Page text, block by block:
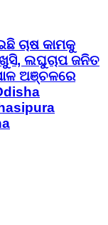
ଚାଷ କାମକୁ
ଖୁସି, ଲଘୁଚାପ ଜନିତ
ଅଞ୍ଚଳରେ